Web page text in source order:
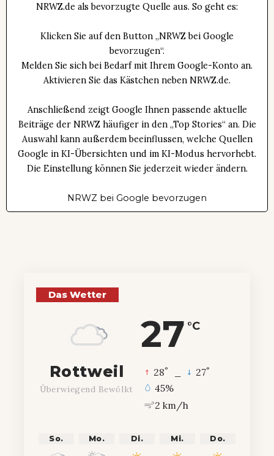
NRWZ.de als bevorzugte Quelle aus. So geht es:
Klicken Sie auf den Button „NRWZ bei Google
bevorzugen“.
Melden Sie sich bei Bedarf mit Ihrem Google-Konto an.
Aktivieren Sie das Kästchen neben NRWZ.de.
Anschließend zeigt Google Ihnen passende aktuelle
Beiträge der NRWZ häufiger in den „Top Stories“ an. Die
Auswahl kann außerdem beeinflussen, welche Quellen
Google in KI-Übersichten und im KI-Modus hervorhebt.
Die Einstellung können Sie jederzeit wieder ändern.
NRWZ bei Google bevorzugen
Das Wetter
27 °C
Rottweil
Überwiegend Bewölkt
28° 27°
45%
2 km/h
So. Mo. Di. Mi. Do.